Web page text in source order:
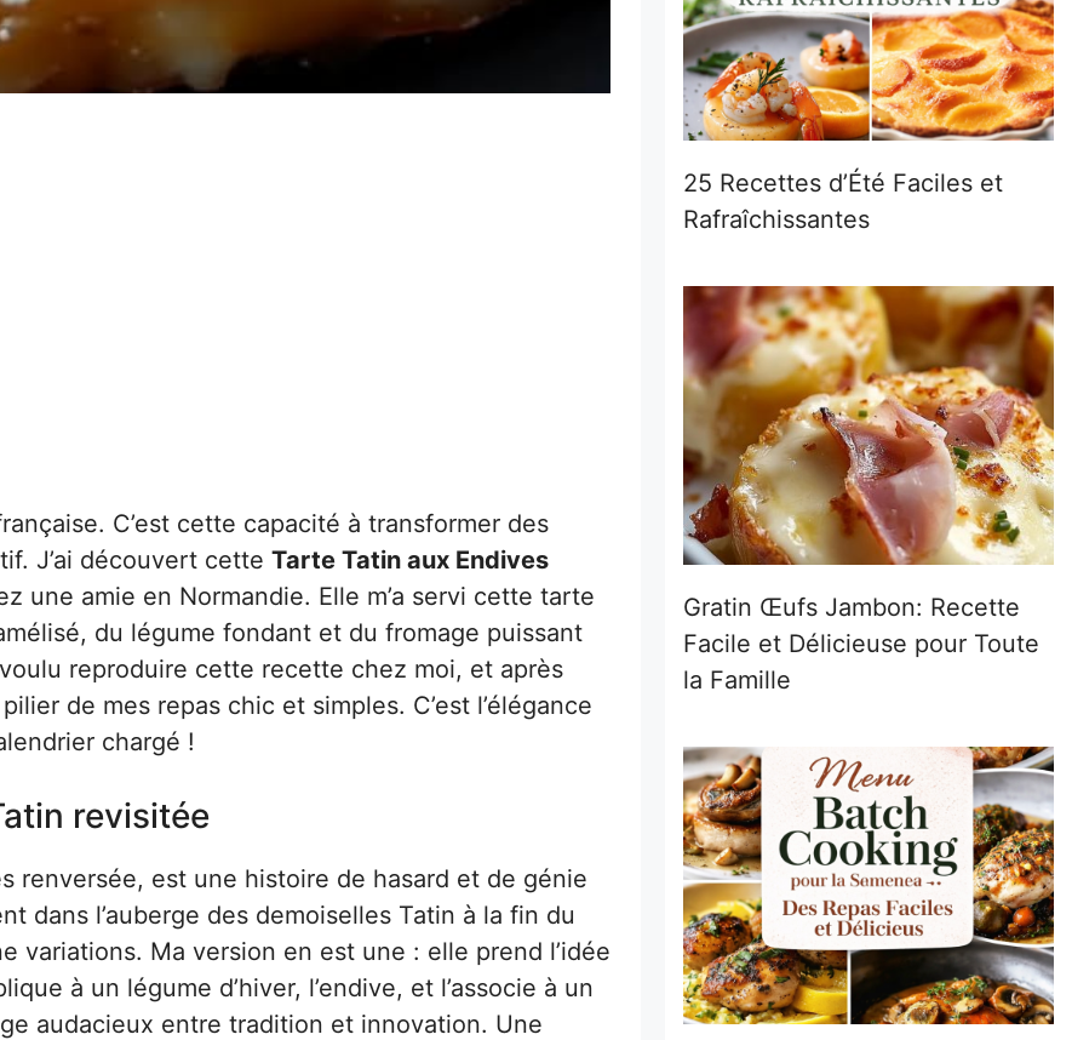
C’est cette capacité à transformer des
J’ai découvert cette Tarte Tatin aux Endives
une amie en Normandie. Elle m’a servi cette tarte
du légume fondant et du fromage puissant
reproduire cette recette chez moi, et après
de mes repas chic et simples. C’est l’élégance
chargé !
revisitée
renversée, est une histoire de hasard et de génie
dans l’auberge des demoiselles Tatin à la fin du
variations. Ma version en est une : elle prend l’idée
à un légume d’hiver, l’endive, et l’associe à un
audacieux entre tradition et innovation. Une
25 Recettes d’Été Faciles et
Rafraîchissantes
Gratin Œufs Jambon: Recette
Facile et Délicieuse pour Toute
la Famille